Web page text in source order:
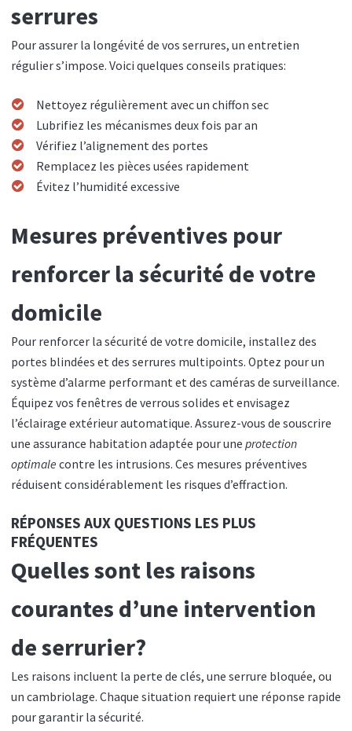
serrures
Pour assurer la longévité de vos serrures, un entretien
régulier s’impose. Voici quelques conseils pratiques:
Nettoyez régulièrement avec un chiffon sec
Lubrifiez les mécanismes deux fois par an
Vérifiez l’alignement des portes
Remplacez les pièces usées rapidement
Évitez l’humidité excessive
Mesures préventives pour
renforcer la sécurité de votre
domicile
Pour renforcer la sécurité de votre domicile, installez des
portes blindées et des serrures multipoints. Optez pour un
système d’alarme performant et des caméras de surveillance.
Équipez vos fenêtres de verrous solides et envisagez
l’éclairage extérieur automatique. Assurez-vous de souscrire
une assurance habitation adaptée pour une protection
optimale contre les intrusions. Ces mesures préventives
réduisent considérablement les risques d’effraction.
RÉPONSES AUX QUESTIONS LES PLUS
FRÉQUENTES
Quelles sont les raisons
courantes d’une intervention
de serrurier?
Les raisons incluent la perte de clés, une serrure bloquée, ou
un cambriolage. Chaque situation requiert une réponse rapide
pour garantir la sécurité.